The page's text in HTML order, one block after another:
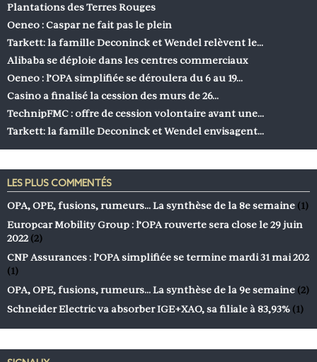
Plantations des Terres Rouges
Oeneo : Caspar ne fait pas le plein
Tarkett: la famille Deconinck et Wendel relèvent le…
Alibaba se déploie dans les centres commerciaux
Oeneo : l’OPA simplifiée se déroulera du 6 au 19…
Casino a finalisé la cession des murs de 26…
TechnipFMC : offre de cession volontaire avant une…
Tarkett: la famille Deconinck et Wendel envisagent…
LES PLUS COMMENTÉS
OPA, OPE, fusions, rumeurs… La synthèse de la 8e semaine (1)
Europcar Mobility Group : l’OPA rouverte sera close le 29 juin
2022 (2)
CNP Assurances : l’OPA simplifiée se termine mardi 31 mai 202
(1)
OPA, OPE, fusions, rumeurs… La synthèse de la 9e semaine (2)
Schneider Electric va absorber IGE+XAO, sa filiale à 83,93% (1)